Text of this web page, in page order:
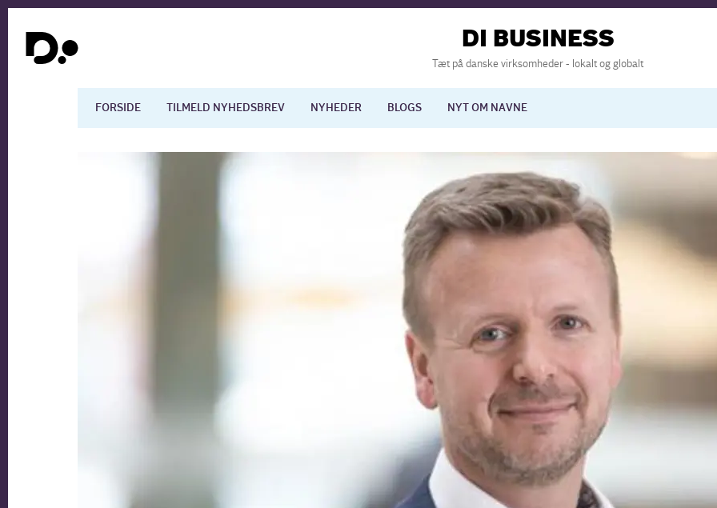
DI BUSINESS
Tæt på danske virksomheder - lokalt og globalt
FORSIDE TILMELD NYHEDSBREV NYHEDER BLOGS NYT OM NAVNE
International økonomi
Arbejdsmarkedet Europapolitik